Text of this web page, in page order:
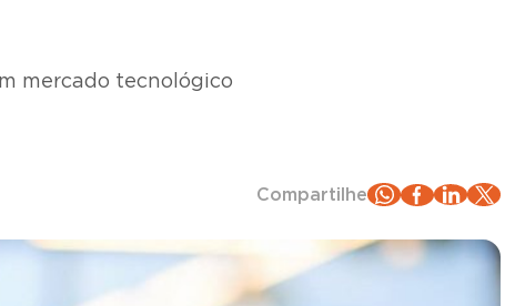
mercado tecnológico
Compartilhe